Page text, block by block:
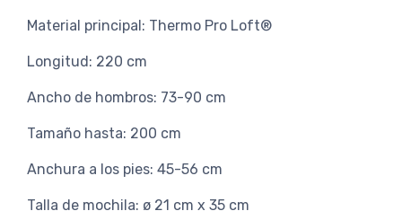
Material principal: Thermo Pro Loft®
Longitud: 220 cm
Ancho de hombros: 73-90 cm
Tamaño hasta: 200 cm
Anchura a los pies: 45-56 cm
Talla de mochila: ø 21 cm x 35 cm